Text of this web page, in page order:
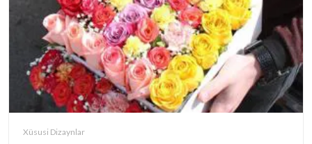
Xüsusi Dizaynlar